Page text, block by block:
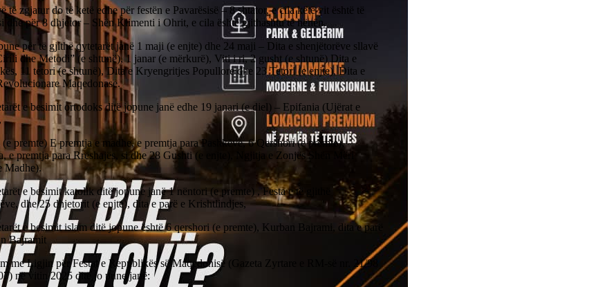
të zgjatur do të ketë edhe për festën e Pavarësisë – 8 shtator, e cila këtë vit është të
dhe për 8 dhjetor – Shën Klimenti i Ohrit, e cila është gjithashtu të hënën.
për të gjithë qytetarët janë 1 maji (e enjte) dhe 24 maji – Dita e shenjëtorëve sllavë
dhe Metodi” (e shtunë), 1 janar (e mërkurë), Viti i ri, 2 gusht (e shtunë) Dita e
11 tetori (e shtunë), Dita e Kryengritjes Popullore dhe 23 Tetori (e enjte), Dita e
Maqedonase.
e besimit ortodoks ditë jopune janë edhe 19 janari (e diel) – Epifania (Ujërat e
premte) E premtja e madhe, e premtja para Pashkëve, 6 Qershori (e premte),
e premtja para Rrëshajës, si dhe 28 Gushti (e enjte), Ngjitja e Zonjës Shën Mëri
Madhe).
e besimit katolik ditë jopune janë 1 nëntori (e premte) , Festa e të gjithë
dhe 25 dhjetorit (e enjte), dita e parë e Krishtlindjes,
e besimit islam ditë jopune është 6 qershori (e premte), Kurban Bajrami, dita e parë
Bajramit
me Ligjin për Festat e Republikës së Maqedonisë (Gazeta Zyrtare e RM-së nr. 21/98
në vitin 2025 ditë jo pune janë: